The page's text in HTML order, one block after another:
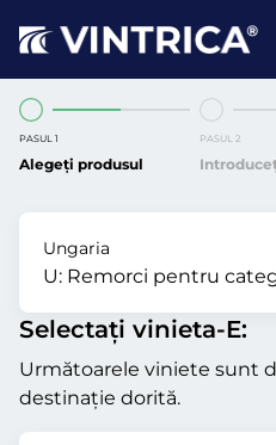
PASUL 1
Alegeți produsul
PASUL 2
Ungaria
U: Remorci pentru
Selectați vinieta-E:
Următoarele viniete sunt
destinație dorită.